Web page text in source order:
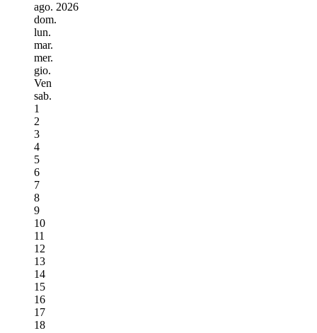
ago. 2026
dom.
lun.
mar.
mer.
gio.
Ven
sab.
1
2
3
4
5
6
7
8
9
10
11
12
13
14
15
16
17
18